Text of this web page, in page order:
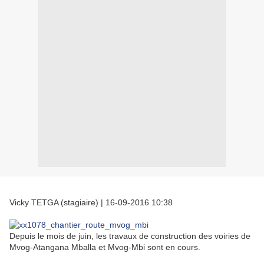
Vicky TETGA (stagiaire) | 16-09-2016 10:38
Depuis le mois de juin, les travaux de construction des voiries de
Mvog-Atangana Mballa et Mvog-Mbi sont en cours.